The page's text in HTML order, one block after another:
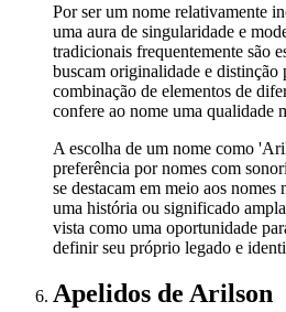
Por ser um nome relativamente
uma aura de singularidade e
tradicionais frequentemente são
buscam originalidade e distinção
combinação de elementos de
confere ao nome uma qualidade
A escolha de um nome como
preferência por nomes com
se destacam em meio aos nomes
uma história ou significado
vista como uma oportunidade
definir seu próprio legado e
Apelidos de Arilson